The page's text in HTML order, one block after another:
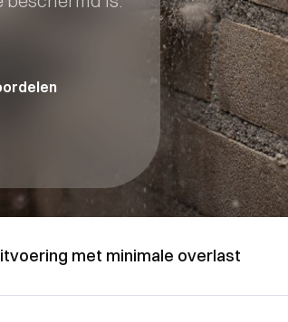
met minimale overlast